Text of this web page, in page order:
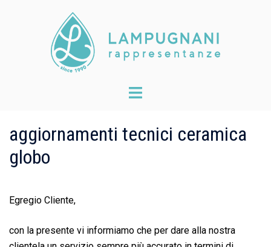
Toggle
aggiornamenti tecnici ceramica
globo
Egregio Cliente,
con la presente vi informiamo che per dare alla nostra